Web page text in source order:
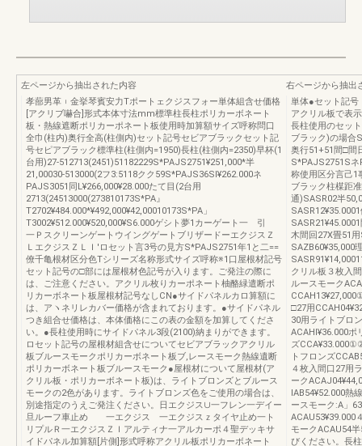
左ページから抽出された内容
孝蔀男革︲金挙琴賓安力Tポートェクジスフォー単体組含せ価格
[アクリブ嚇合]形式本体寸法mm標準柱長柱ポリカーボネート
板・熱線遮断ポリカーポネート板使用時加算額サイズ呼称問口
全巾(柱内)奥行全高(柱側内)セット記号セビアブラックセット記
号セピアブラック標準柱(柱側内=1950)長柱(柱側内=2350)早杯(1
台用)27-512713(2451)51182229S*PAJS2751¥251,000*半
21,00030-513000(2フ3:5118クク59S*PAJS36Sl¥262.000ネ
PAJS3051同L¥266,000¥28.000たて目(2台用
2713(24513000(273810173S*PA』
T2702¥484.000*¥492,000¥42,00010173S*PA」
T3002¥512.000¥520,000¥S6.000ゲシト夢1カーゲート一 引
一ＰスクリーンゲートウイングゲートブリザードーエクジスＺ
ＬエクジスＺＬＩ'ロセット言3号の見方S*PAJS2751年1と二==
僚千亀根材区分色Tシリーズ名称形式サイズ呼称※1口屋根材記号
セット記号の□部には屋根材色記号が入ります。ご発注の際に
は、ご注意ください。アクリル枚りカーポネート柚酪緑遣断ポ
リカーボネート板屋根材記号なしCN●サイドパネルカロ算額に
は、アヽネリレカバー価格が含まれております。●サイドパネル
つき組合せ価格は、本体価格にこの表の金額を加算してくださ
い。●長柱使用時にサイドパネル3段(2100)納まりができます。
ロセット記号の屋根材組含せについてセビアブラックアクリル
板ブルースモークポリカーボネート板ブ,レースモーク熱線遺断
ポリカーボネート板ブルースモーク●屋根材について屋根材(ア
クリル板・ポリカーボネート板)は、ライトブロンズとブルース
モークの2色があります。ライトブロンズ色をご使用の場合は、
別途指定のうえご発注ください。日エクジス∪一フレン一デイー
旦ルーフ車止め 一エクジス 一エクジスｚタイヤ止め一ト
リプルＲ一エクジスＺＩアルティナ一アルカーポ４聖デッキサ
イドパネル加算額[片側]形式呼称アクリル板ポリカーボネート
右ページから抽出
単体●セット記号
アクリル板で表
長柱使用のセッ
ブラック)の場合
奥行51+51間□間
S*PAJS2751S
称使用区分言己1
ブラック柱楳距
通)SASR02半
木間回27X畳51
SAZB60¥35,000
クリル板３枚入
ルースモーク
□27用
30用ライトブロ
ACAHl¥36.000ポ
ズ
トフロンズ
４枚入間口27用
ーク
IAB54¥52.000熱
ースモーク:A」
ACAU53¥39.000
モークACAU54
びください。長